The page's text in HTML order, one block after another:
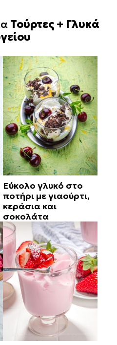
Τούρτες + Γλυκά
Εύκολο γλυκό στο
ποτήρι με γιαούρτι,
κεράσια και
σοκολάτα